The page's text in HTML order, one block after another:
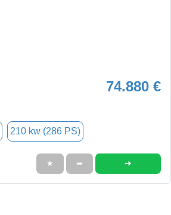
74.880 €
210 kw (286 PS)
★ ➦ ➜